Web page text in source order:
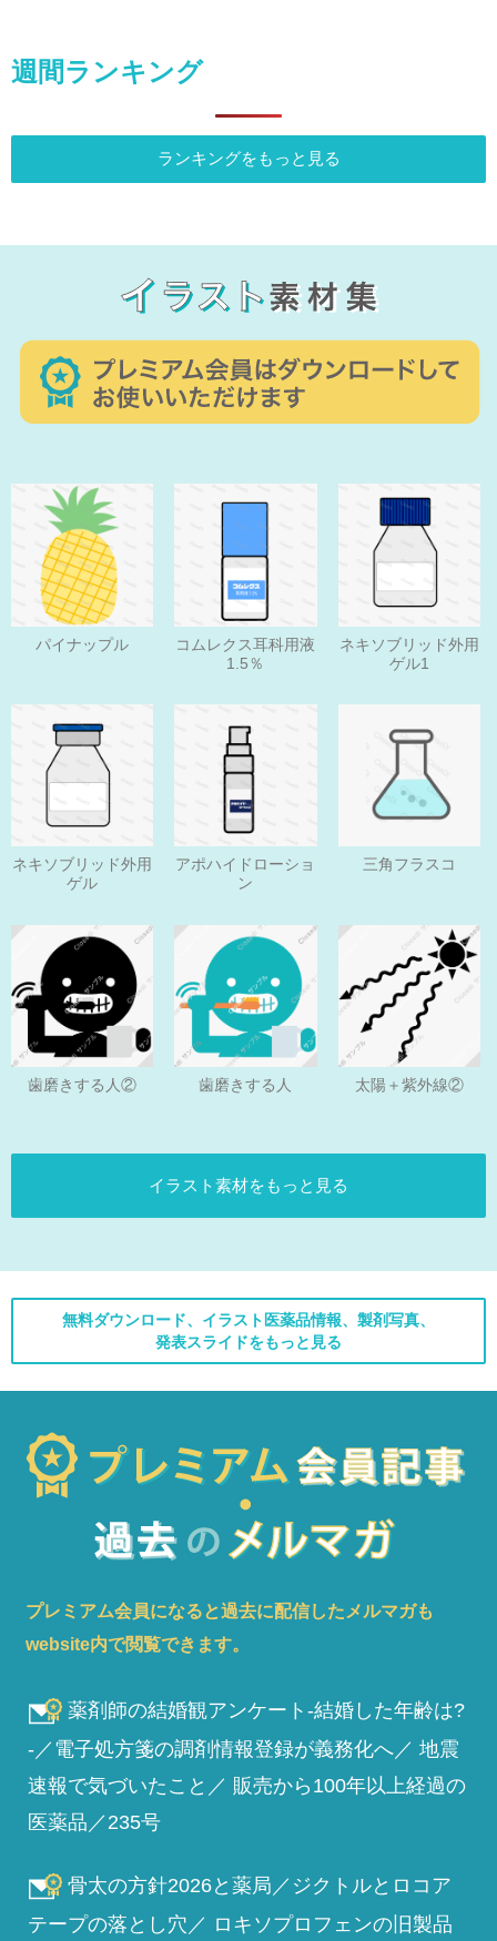
週間ランキング
ランキングをもっと見る
パイナップル
コムレクス耳科用液
1.5％
ネキソブリッド外用
ゲル1
ネキソブリッド外用
ゲル
アポハイドローショ
ン
三角フラスコ
歯磨きする人② 歯磨きする人 太陽＋紫外線②
イラスト素材をもっと見る
無料ダウンロード、イラスト医薬品情報、製剤写真、
発表スライドをもっと見る
プレミアム会員になると過去に配信したメルマガも
website内で閲覧できます。
薬剤師の結婚観アンケート-結婚した年齢は?
-／電子処方箋の調剤情報登録が義務化へ／ 地震
速報で気づいたこと／ 販売から100年以上経過の
医薬品／235号
骨太の方針2026と薬局／ジクトルとロコア
テープの落とし穴／ ロキソプロフェンの旧製品